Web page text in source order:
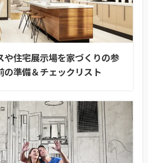
や住宅展示場を家づくりの参
の準備＆チェックリスト